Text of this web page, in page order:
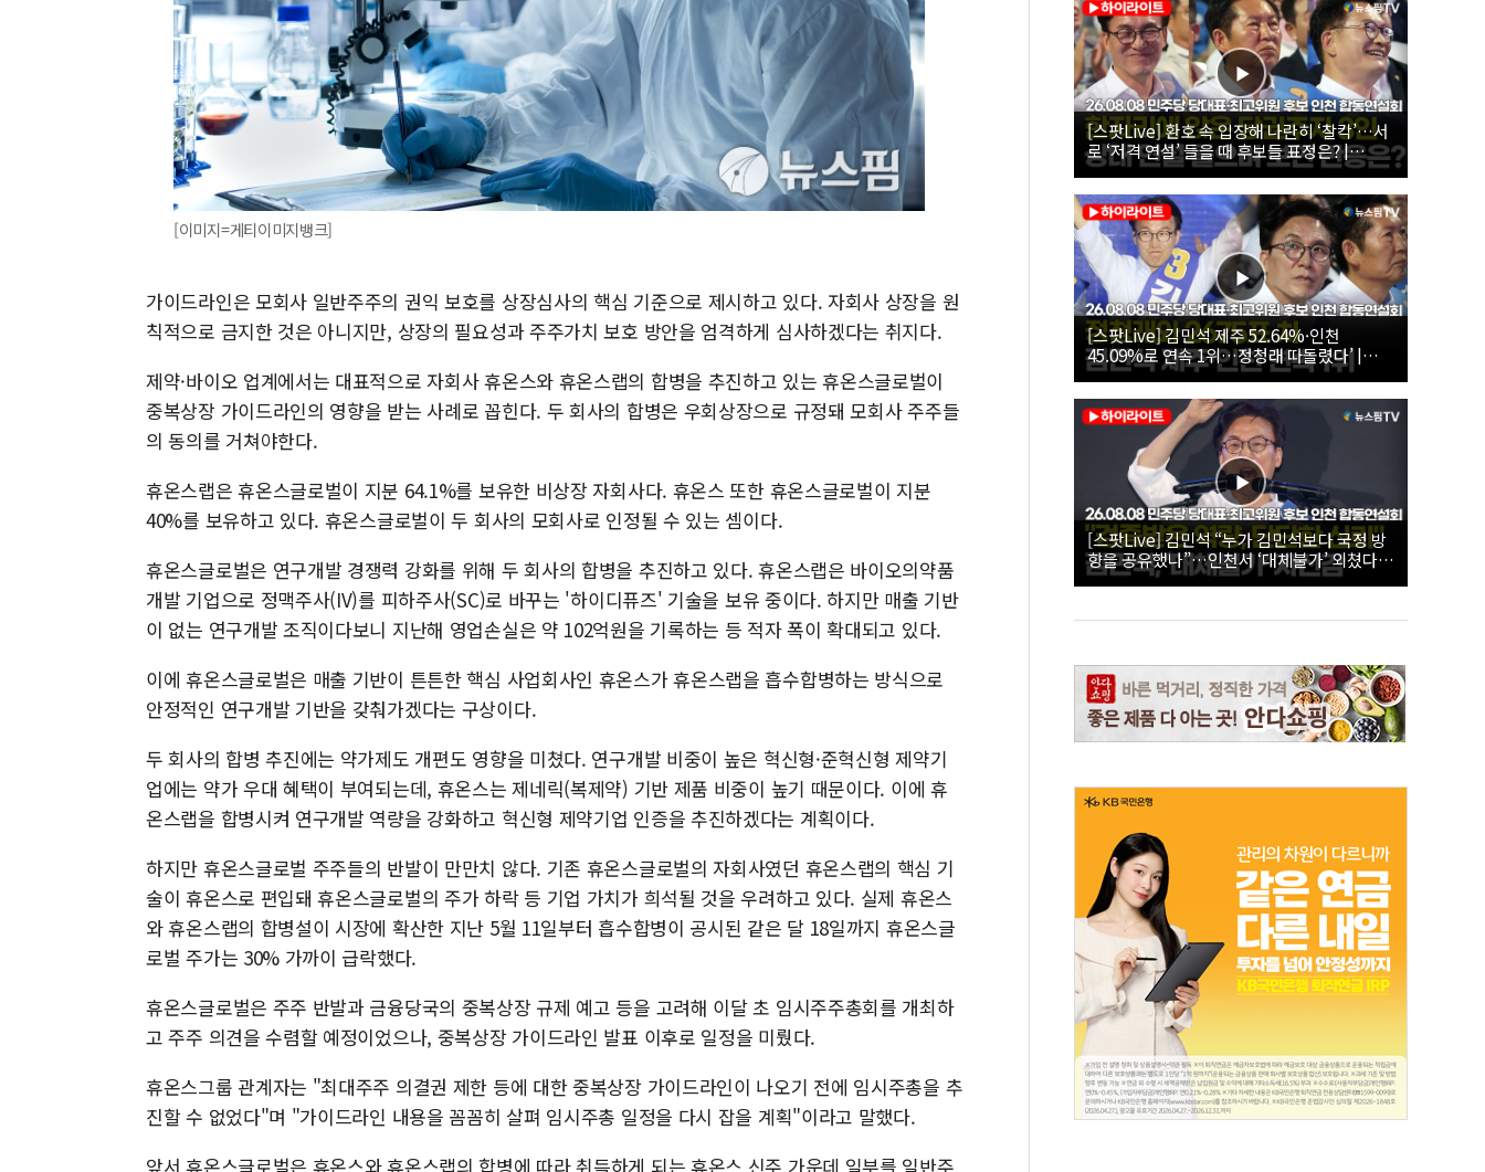
[이미지=게티이미지뱅크]
가이드라인은 모회사 일반주주의 권익 보호를 상장심사의 핵심 기준으로 제시하고 있다. 자회사 상장을 원
칙적으로 금지한 것은 아니지만, 상장의 필요성과 주주가치 보호 방안을 엄격하게 심사하겠다는 취지다.
제약·바이오 업계에서는 대표적으로 자회사 휴온스와 휴온스랩의 합병을 추진하고 있는 휴온스글로벌이
중복상장 가이드라인의 영향을 받는 사례로 꼽힌다. 두 회사의 합병은 우회상장으로 규정돼 모회사 주주들
의 동의를 거쳐야한다.
휴온스랩은 휴온스글로벌이 지분 64.1%를 보유한 비상장 자회사다. 휴온스 또한 휴온스글로벌이 지분
40%를 보유하고 있다. 휴온스글로벌이 두 회사의 모회사로 인정될 수 있는 셈이다.
휴온스글로벌은 연구개발 경쟁력 강화를 위해 두 회사의 합병을 추진하고 있다. 휴온스랩은 바이오의약품
개발 기업으로 정맥주사(IV)를 피하주사(SC)로 바꾸는 '하이디퓨즈' 기술을 보유 중이다. 하지만 매출 기반
이 없는 연구개발 조직이다보니 지난해 영업손실은 약 102억원을 기록하는 등 적자 폭이 확대되고 있다.
이에 휴온스글로벌은 매출 기반이 튼튼한 핵심 사업회사인 휴온스가 휴온스랩을 흡수합병하는 방식으로
안정적인 연구개발 기반을 갖춰가겠다는 구상이다.
두 회사의 합병 추진에는 약가제도 개편도 영향을 미쳤다. 연구개발 비중이 높은 혁신형·준혁신형 제약기
업에는 약가 우대 혜택이 부여되는데, 휴온스는 제네릭(복제약) 기반 제품 비중이 높기 때문이다. 이에 휴
온스랩을 합병시켜 연구개발 역량을 강화하고 혁신형 제약기업 인증을 추진하겠다는 계획이다.
하지만 휴온스글로벌 주주들의 반발이 만만치 않다. 기존 휴온스글로벌의 자회사였던 휴온스랩의 핵심 기
술이 휴온스로 편입돼 휴온스글로벌의 주가 하락 등 기업 가치가 희석될 것을 우려하고 있다. 실제 휴온스
와 휴온스랩의 합병설이 시장에 확산한 지난 5월 11일부터 흡수합병이 공시된 같은 달 18일까지 휴온스글
로벌 주가는 30% 가까이 급락했다.
휴온스글로벌은 주주 반발과 금융당국의 중복상장 규제 예고 등을 고려해 이달 초 임시주주총회를 개최하
고 주주 의견을 수렴할 예정이었으나, 중복상장 가이드라인 발표 이후로 일정을 미뤘다.
휴온스그룹 관계자는 "최대주주 의결권 제한 등에 대한 중복상장 가이드라인이 나오기 전에 임시주총을 추
진할 수 없었다"며 "가이드라인 내용을 꼼꼼히 살펴 임시주총 일정을 다시 잡을 계획"이라고 말했다.
앞서 휴온스글로벌은 휴온스와 휴온스랩의 합병에 따라 취득하게 되는 휴온스 신주 가운데 일부를 일반주
[스팟Live] 환호 속 입장해 나란히 ‘찰칵’…서
로 ‘저격 연설’ 들을 때 후보들 표정은? |
26.08.08 더불어민주당 당대표·최고위원 후
보 인천 합동연설회
[스팟Live] 김민석 제주 52.64%·인천
45.09%로 연속 1위…정청래 따돌렸다’ |
26.08.08 더불어민주당 당대표·최고위원 후
보 인천 합동연설회
[스팟Live] 김민석 “누가 김민석보다 국정 방
향을 공유했나”…인천서 ‘대체불가’ 외쳤다 |
26.08.08 더불어민주당 당대표·최고위원 후